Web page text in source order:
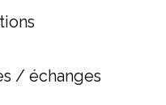
/ échanges